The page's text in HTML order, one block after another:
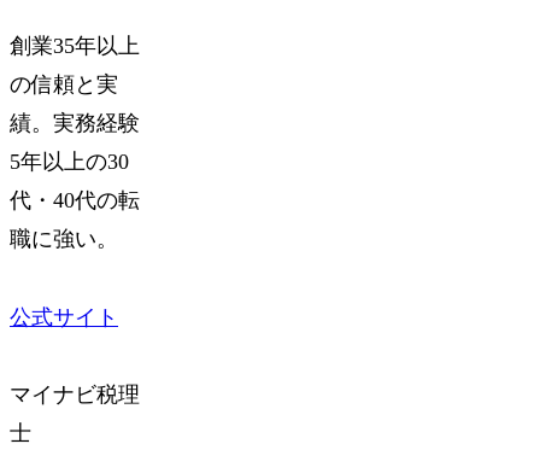
創業35年以上
の信頼と実
績。実務経験
5年以上の30
代・40代の転
職に強い。
公式サイト
マイナビ税理
士